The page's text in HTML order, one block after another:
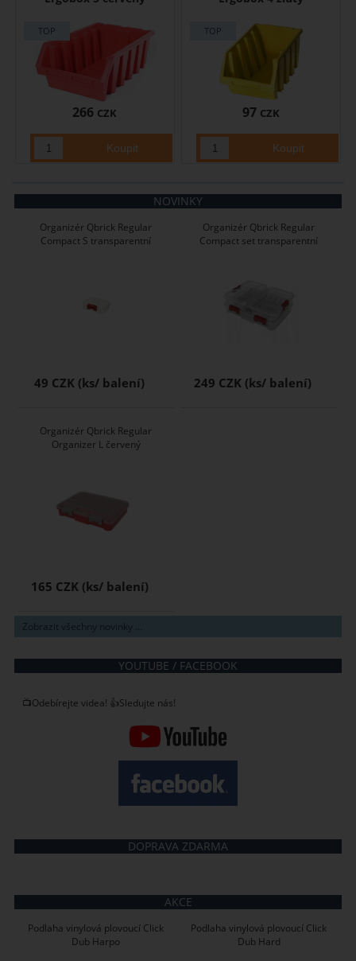
266 CZK 97 CZK
NOVINKY
Organizér Qbrick Regular
Compact S transparentní
49 CZK
Organizér Qbrick Regular
Compact set transparentní
249 CZK
Organizér Qbrick Regular
Organizer L červený
165 CZK
Zobrazit všechny novinky ...
YOUTUBE / FACEBOOK
📺Odebírejte videa! 👍Sledujte nás!
DOPRAVA ZDARMA
AKCE
Podlaha vinylová plovoucí Click
Dub Harpo
Podlaha vinylová plovoucí Click
Dub Hard